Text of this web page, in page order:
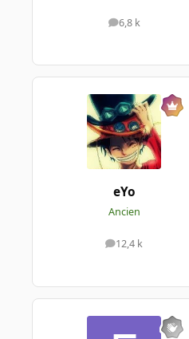
6,8 k
messages
eYo
Ancien
12,4 k
messages